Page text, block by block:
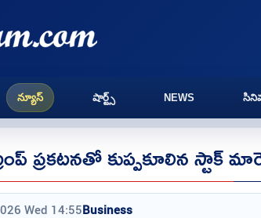
న్యూస్ షార్ట్స్ NEWS
ప్ర‌క‌ట‌న‌తో కుప్పకూలిన స్టాక్
Wed 14:55Business